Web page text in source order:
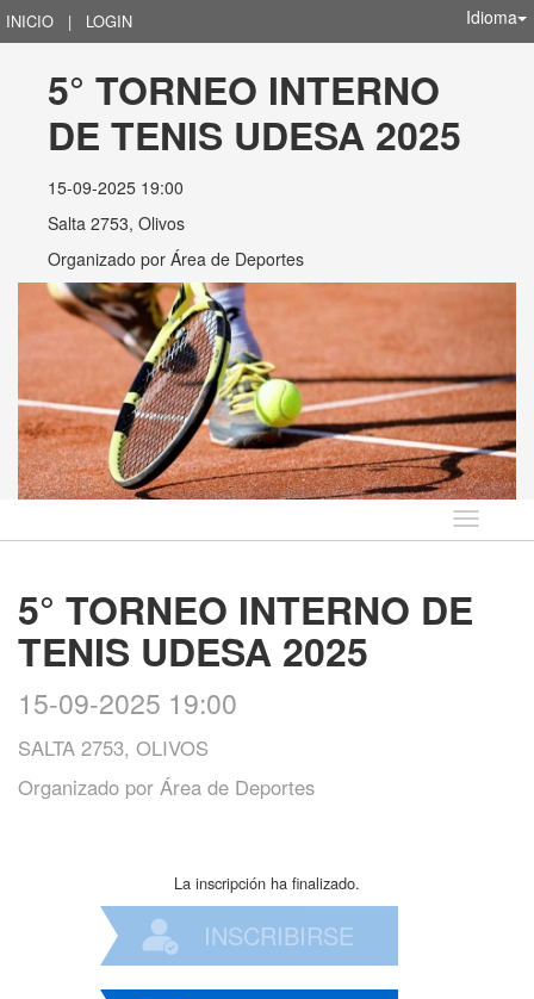
INICIO | LOGIN Idioma
5° TORNEO INTERNO
DE TENIS UDESA 2025
15-09-2025 19:00
Salta 2753, Olivos
Organizado por Área de Deportes
Idioma
5° TORNEO INTERNO DE
TENIS UDESA 2025
15-09-2025 19:00
SALTA 2753, OLIVOS
Organizado por Área de Deportes
La inscripción ha finalizado.
INSCRIBIRSE